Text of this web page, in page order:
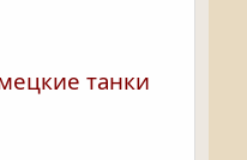
танки